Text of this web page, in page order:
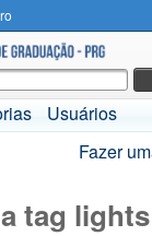
Usuários
Fazer
tag lights